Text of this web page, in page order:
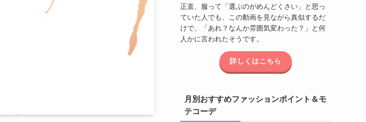
正直、服って「選ぶのがめんどくさい」と思っ
ていた人でも、この動画を見ながら真似するだ
けで、「あれ？なんか雰囲気変わった？」と何
人かに言われたそうです。
詳しくはこちら
月別おすすめファッションポイント＆モ
テコーデ